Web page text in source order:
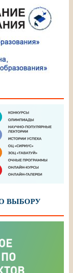
ВЫБОРУ